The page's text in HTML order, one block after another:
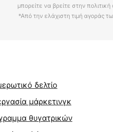
μπορείτε να βρείτε στην
*Από την ελάχιστη τιμή αγοράς
δελτίο
μάρκετινγκ
θυγατρικών